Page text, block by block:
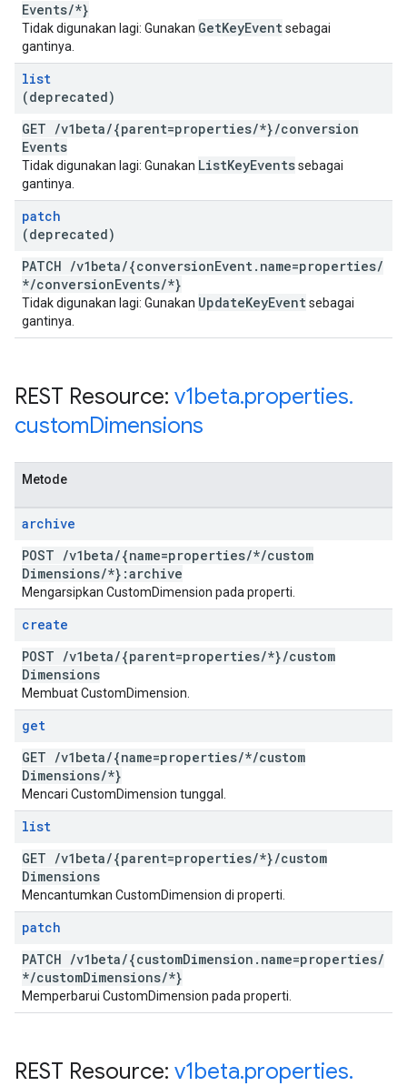
Events/*}
Tidak digunakan lagi: Gunakan GetKeyEventsebagai
gantinya.
list
(deprecated)
GET /v1beta/{parent=properties/*}/conversion
Events
Tidak digunakan lagi: Gunakan ListKeyEventssebagai
gantinya.
patch
(deprecated)
PATCH /v1beta/{conversionEvent. name=properties/
*/conversionEvents/*}
Tidak digunakan lagi: Gunakan UpdateKeyEventsebagai
gantinya.
REST Resource: v1beta.properties.
customDimensions
Metode
archive
POST /v1beta/{name=properties/*/custom
Dimensions/*}:archive
Mengarsipkan CustomDimension pada properti.
create
POST /v1beta/{parent=properties/*}/custom
Dimensions
Membuat CustomDimension.
get
GET /v1beta/{name=properties/*/custom
Dimensions/*}
Mencari CustomDimension tunggal.
list
GET /v1beta/{parent=properties/*}/custom
Dimensions
Mencantumkan CustomDimension di properti.
patch
PATCH /v1beta/{customDimension . name=properties/
*/customDimensions/*}
Memperbarui CustomDimension pada properti.
REST Resource: v1beta.properties.